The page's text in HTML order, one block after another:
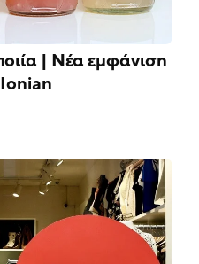
| Νέα εμφάνιση
Ionian